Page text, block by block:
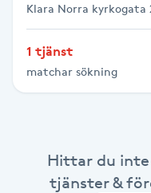
Celluliter
Coachning
Cryoterapi
Klara Norra kyrkogata
1 tjänst
matchar sökning
Hittar du inte
tjänster &